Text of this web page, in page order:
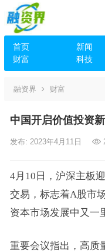
首页 新闻
财富
科技
融资界 财富
中国开启价值投资
发布: 2023年4月11日
4月10日，沪深主板
交易，标志着A股市
资本市场发展中又一
重要会议指出，高质